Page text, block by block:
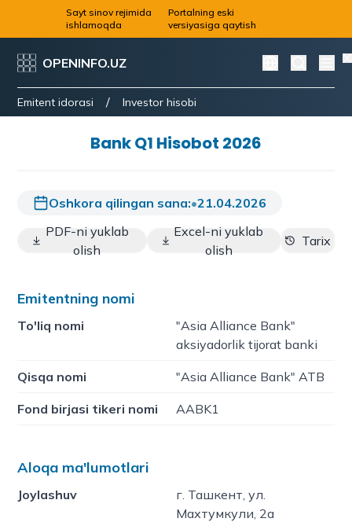
Sayt sinov rejimida
ishlamoqda
Portalning eski
versiyasiga qaytish
OPENINFO.UZ
Emitent idorasi / Investor hisobi
Bank Q1 Hisobot 2026
Oshkora qilingan sana:•21.04.2026
PDF-ni yuklab
olish
Excel-ni yuklab
olish
Tarix
Emitentning nomi
To'liq nomi
"Asia Alliance Bank"
aksiyadorlik tijorat banki
Qisqa nomi "Asia Alliance Bank" ATB
Fond birjasi tikeri nomi AABK1
Aloqa ma'lumotlari
Joylashuv
г. Ташкент, ул.
Махтумкули, 2а